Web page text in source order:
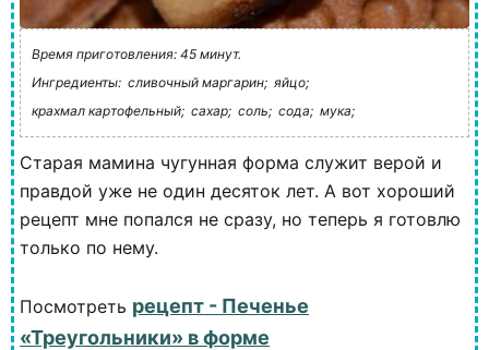
Время приготовления: 45 минут.
Ингредиенты: сливочный маргарин; яйцо;
крахмал картофельный; сахар; соль; сода; мука;
Старая мамина чугунная форма служит верой и
правдой уже не один десяток лет. А вот хороший
рецепт мне попался не сразу, но теперь я готовлю
только по нему.
Посмотреть рецепт - Печенье
«Треугольники» в форме